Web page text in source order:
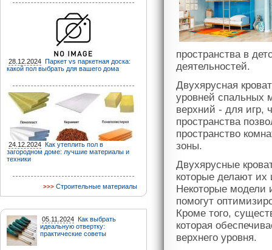
28.12.2024 Паркет vs паркетная доска:
какой пол выбрать для вашего дома
24.12.2024 Как утеплить пол в
загородном доме: лучшие материалы и
техники
Строительные материалы
05.11.2024 Как выбрать
идеальную отвертку:
практические советы
пространства в
деятельностей.
Двухярусная
уровней спальных
верхний - для игр,
пространства
пространство
зоны.
Двухярусные
которые делают
Некоторые модели
помогут
Кроме того,
которая
верхнего уровня.